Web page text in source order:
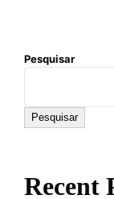
Pesquisar
Pesquisar
Recent